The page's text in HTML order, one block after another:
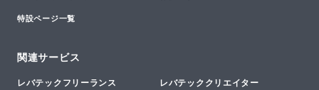
特設ページ一覧
関連サービス
レバテックフリーランス レバテッククリエイター